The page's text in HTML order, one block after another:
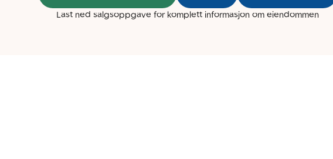
Last ned salgsoppgave for komplett informasjon om eiendommen